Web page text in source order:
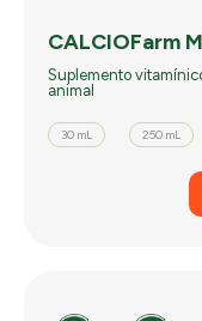
CALCIOFarm
Suplemento
animal
30 mL 250 mL